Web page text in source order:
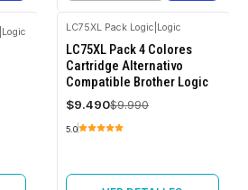
Logic
-5%
OFF
Agotado
LC75XL Pack Logic Logic
LC75XL Pack 4 Colores
Cartridge Alternativo
Compatible Brother Logic
$9.490$9.990
5.0